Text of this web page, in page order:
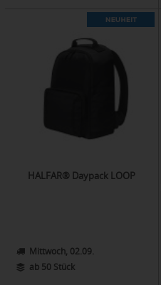
HALFAR® Daypack LOOP
Mittwoch, 02.09.
ab 50 Stück